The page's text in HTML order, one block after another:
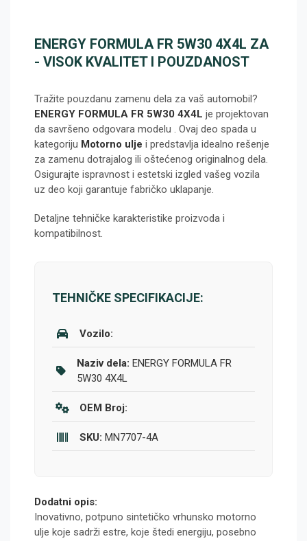
ENERGY FORMULA FR 5W30 4X4L ZA
- VISOK KVALITET I POUZDANOST
Tražite pouzdanu zamenu dela za vaš automobil?
ENERGY FORMULA FR 5W30 4X4L je projektovan
da savršeno odgovara modelu . Ovaj deo spada u
kategoriju Motorno ulje i predstavlja idealno rešenje
za zamenu dotrajalog ili oštećenog originalnog dela.
Osigurajte ispravnost i estetski izgled vašeg vozila
uz deo koji garantuje fabričko uklapanje.
Detaljne tehničke karakteristike proizvoda i
kompatibilnost.
TEHNIČKE SPECIFIKACIJE:
Vozilo:
Naziv dela: ENERGY FORMULA FR
5W30 4X4L
OEM Broj:
SKU: MN7707-4A
Dodatni opis:
Inovativno, potpuno sintetičko vrhunsko motorno
ulje koje sadrži estre, koje štedi energiju, posebno